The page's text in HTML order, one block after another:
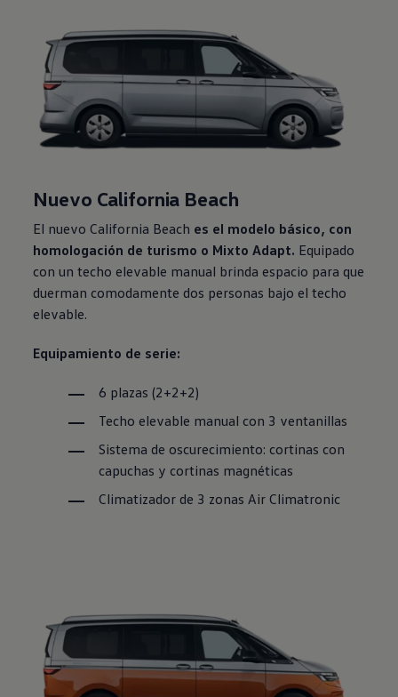
Nuevo California Beach
El nuevo California Beach es el modelo básico, con
homologación de turismo o Mixto Adapt. Equipado
con un techo elevable manual brinda espacio para que
duerman comodamente dos personas bajo el techo
elevable.
Equipamiento de serie:
6 plazas (2+2+2)
Techo elevable manual con 3 ventanillas
Sistema de oscurecimiento: cortinas con
capuchas y cortinas magnéticas
Climatizador de 3 zonas Air Climatronic